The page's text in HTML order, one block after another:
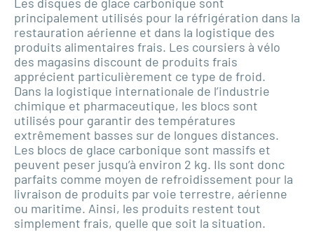
principalement utilisés pour la réfrigération dans la
restauration aérienne et dans la logistique des
produits alimentaires frais. Les coursiers à vélo
des magasins discount de produits frais
apprécient particulièrement ce type de froid.
Dans la logistique internationale de l’industrie
chimique et pharmaceutique, les blocs sont
utilisés pour garantir des températures
extrêmement basses sur de longues distances.
Les blocs de glace carbonique sont massifs et
peuvent peser jusqu’à environ 2 kg. Ils sont donc
parfaits comme moyen de refroidissement pour la
livraison de produits par voie terrestre, aérienne
ou maritime. Ainsi, les produits restent tout
simplement frais, quelle que soit la situation.